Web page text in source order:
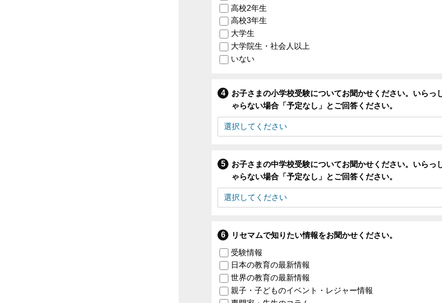
高校2年生
高校3年生
大学生
大学院生・社会人以上
いない
お子さまの小学校受験についてお聞かせください。いらっ
ゃらない場合「予定なし」とご回答ください。
お子さまの中学校受験についてお聞かせください。いらっ
ゃらない場合「予定なし」とご回答ください。
リセマムで知りたい情報をお聞かせください。
受験情報
日本の教育の最新情報
世界の教育の最新情報
親子・子どものイベント・レジャー情報